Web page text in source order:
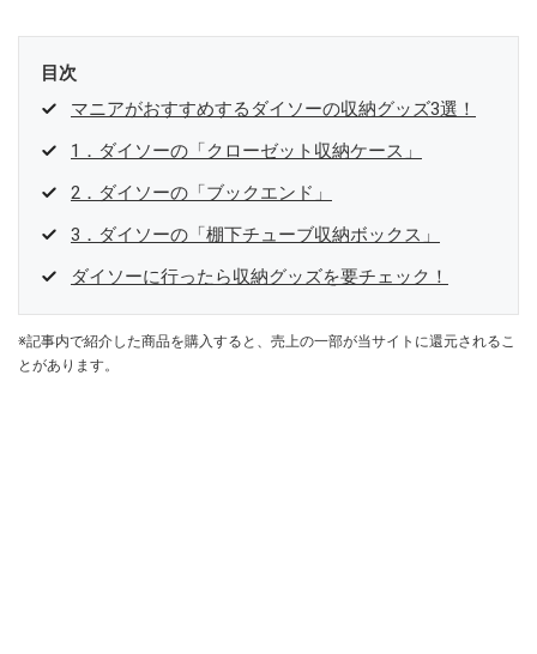
目次
マニアがおすすめするダイソーの収納グッズ3選！
1．ダイソーの「クローゼット収納ケース」
2．ダイソーの「ブックエンド」
3．ダイソーの「棚下チューブ収納ボックス」
ダイソーに行ったら収納グッズを要チェック！
※記事内で紹介した商品を購入すると、売上の一部が当サイトに還元されるこ
とがあります。